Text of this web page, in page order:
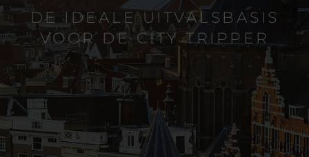
DE IDEALE UITVALSBASIS
VOOR DE CITY TRIPPER